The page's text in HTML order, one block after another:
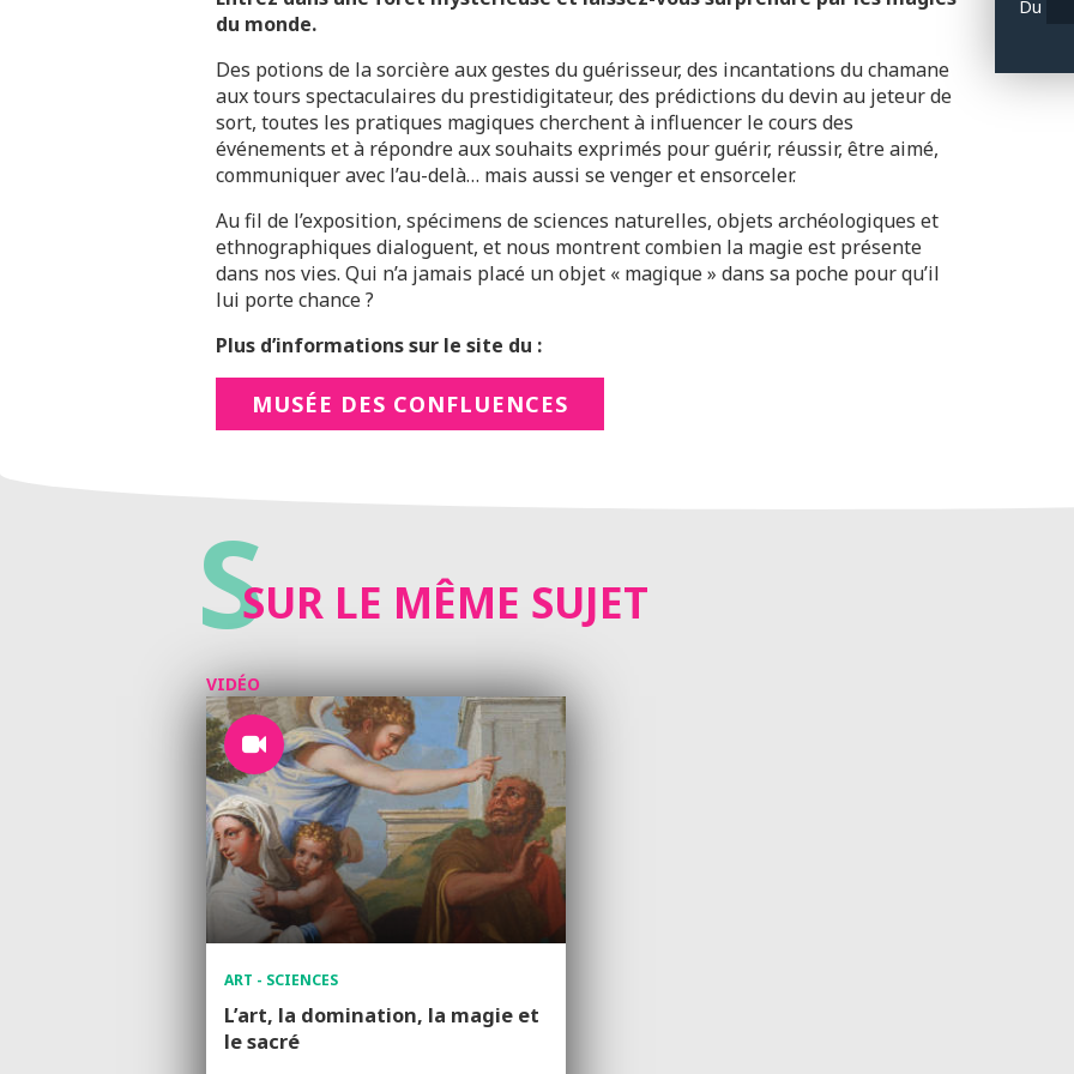
du monde.
Des potions de la sorcière aux gestes du guérisseur, des incantations du chamane
aux tours spectaculaires du prestidigitateur, des prédictions du devin au jeteur de
sort, toutes les pratiques magiques cherchent à influencer le cours des
événements et à répondre aux souhaits exprimés pour guérir, réussir, être aimé,
communiquer avec l’au-delà… mais aussi se venger et ensorceler.
Au fil de l’exposition, spécimens de sciences naturelles, objets archéologiques et
ethnographiques dialoguent, et nous montrent combien la magie est présente
dans nos vies. Qui n’a jamais placé un objet « magique » dans sa poche pour qu’il
lui porte chance ?
Plus d’informations sur le site du :
MUSÉE DES CONFLUENCES
Du
SSUR LE MÊME SUJET
VIDÉO
ART - SCIENCES
L’art, la domination, la magie et
le sacré